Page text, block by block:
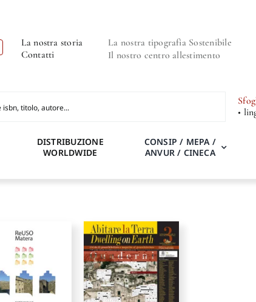
La nostra storia
Contatti
La nostra tipografia Sostenibile
Il nostro centro allestimento
•
DISTRIBUZIONE
WORLDWIDE
CONSIP / MEPA /
ANVUR / CINECA